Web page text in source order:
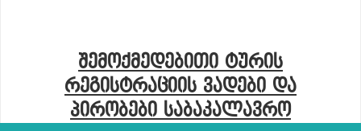
ᲨᲔᲛᲝᲥᲛᲔᲓᲔᲑᲘᲗᲘ ᲢᲣᲠᲘᲡ
ᲠᲔᲒᲘᲡᲢᲠᲐᲪᲘᲘᲡ ᲕᲐᲓᲔᲑᲘ ᲓᲐ
ᲞᲘᲠᲝᲑᲔᲑᲘ ᲡᲐᲑᲐᲙᲐᲚᲐᲕᲠᲝ